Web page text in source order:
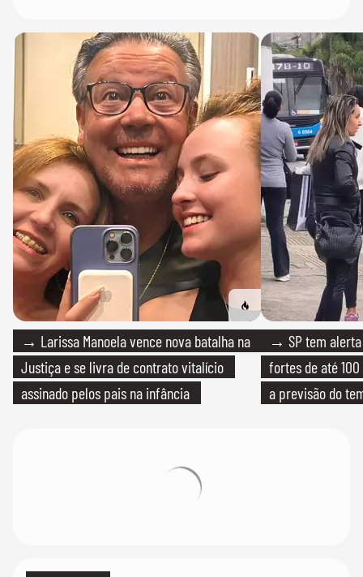
→ Larissa Manoela vence nova batalha na
Justiça e se livra de contrato vitalício
assinado pelos pais na infância
→ SP tem
fortes de até
a previsão do